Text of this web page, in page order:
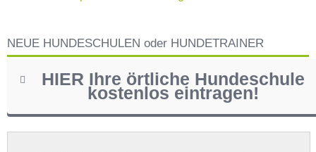
NEUE HUNDESCHULEN oder HUNDETRAINER
HIER Ihre örtliche Hundeschule
kostenlos eintragen!